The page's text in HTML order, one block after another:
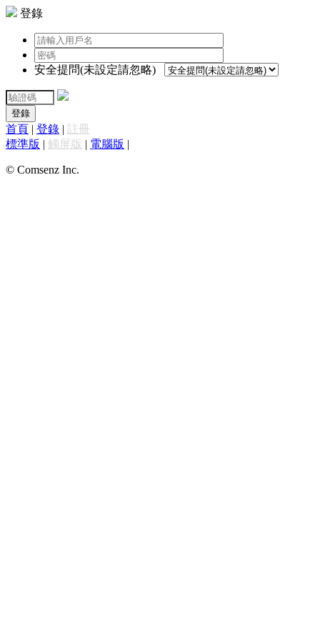
登錄
安全提問(未設定請忽略)
登錄
首頁 | 登錄 | 註冊
標準版 | 觸屏版 | 電腦版 |
© Comsenz Inc.